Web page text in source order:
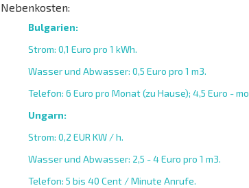
Nebenkosten:
Bulgarien:
Strom: 0,1 Euro pro 1 kWh.
Wasser und Abwasser: 0,5 Euro pro 1 m3.
Telefon: 6 Euro pro Monat (zu Hause); 4,5 Euro -
Ungarn:
Strom: 0,2 EUR KW / h.
Wasser und Abwasser: 2,5 - 4 Euro pro 1 m3.
Telefon: 5 bis 40 Cent / Minute Anrufe.